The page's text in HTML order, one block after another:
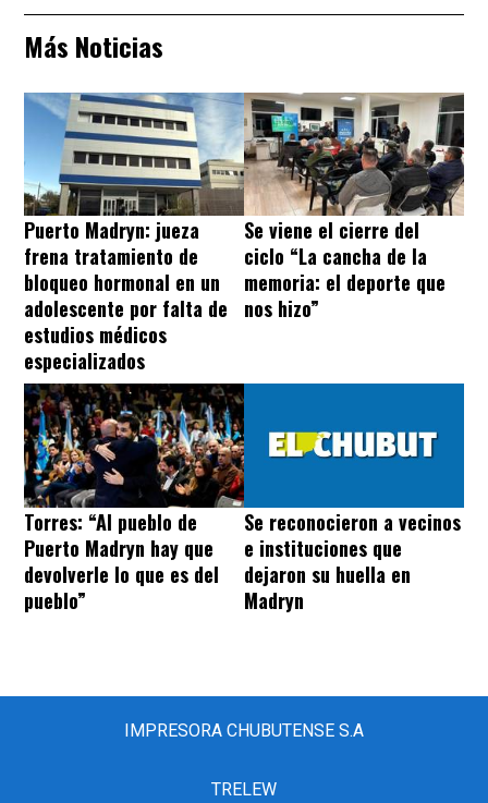
Más Noticias
Puerto Madryn: jueza
frena tratamiento de
bloqueo hormonal en un
adolescente por falta de
estudios médicos
especializados
Se viene el cierre del
ciclo “La cancha de la
memoria: el deporte que
nos hizo”
Torres: “Al pueblo de
Puerto Madryn hay que
devolverle lo que es del
pueblo”
Se reconocieron a vecinos
e instituciones que
dejaron su huella en
Madryn
IMPRESORA CHUBUTENSE S.A
TRELEW